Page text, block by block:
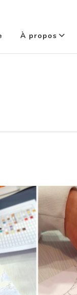
À propos